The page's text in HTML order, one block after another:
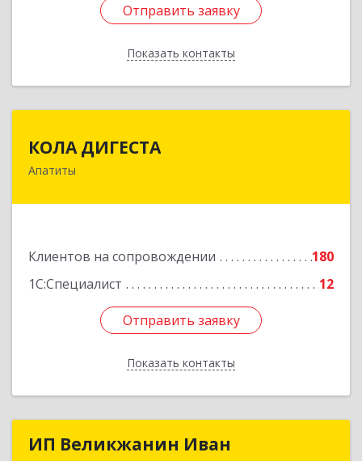
Отправить заявку
Показать контакты
Отправить заявку
Назад
КОЛА ДИГЕСТА
Апатиты
Клиентов на сопровождении
180
1С:Специалист
12
Отправить заявку
Показать контакты
Отправить заявку
Назад
ИП Великжанин Иван
ИП Великжанин Иван